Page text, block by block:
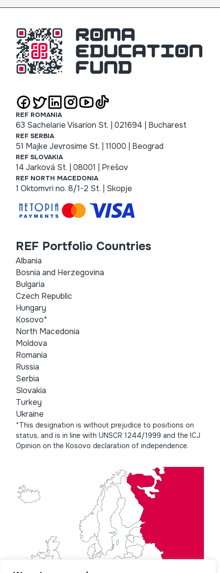
REF ROMANIA
63 Sachelarie Visarion St. | 021694 | Bucharest
REF SERBIA
51 Majke Jevrosime St. | 11000 | Beograd
REF SLOVAKIA
14 Jarková St. | 08001 | Prešov
REF NORTH MACEDONIA
1 Oktomvri no. 8/1-2 St. | Skopje
REF Portfolio Countries
Albania
Bosnia and Herzegovina
Bulgaria
Czech Republic
Hungary
Kosovo*
North Macedonia
Moldova
Romania
Russia
Serbia
Slovakia
Turkey
Ukraine
*This designation is without prejudice to positions on
status, and is in line with UNSCR 1244/1999 and the ICJ
Opinion on the Kosovo declaration of independence.